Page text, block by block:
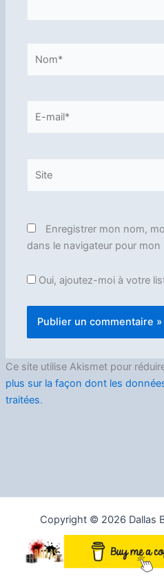
mail*
Enregistrer mon nom,
dans le navigateur pour
Oui, ajoutez-moi à votre
Ce site utilise Akismet pour
plus sur la façon dont les
traitées.
Copyright © 2026 Dallas